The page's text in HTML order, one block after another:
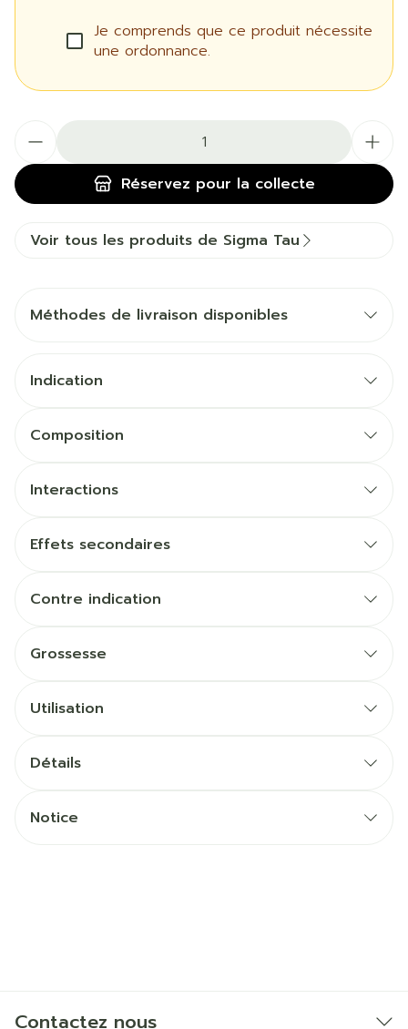
Je comprends que ce produit nécessite
une ordonnance.
Réservez pour la collecte
Voir tous les produits de Sigma Tau
Méthodes de livraison disponibles
Indication
Composition
Interactions
Effets secondaires
Contre indication
Grossesse
Utilisation
Détails
Notice
Contactez nous